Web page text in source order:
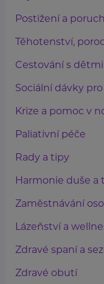
Postižení a
Těhotenství,
Cestování s dětmi
Sociální dávky
Krize a pomoc v
Paliativní péče
Rady a tipy
Harmonie duše a
Zaměstnávání
Lázeňství a
Zdravé spaní a
Zdravé obutí